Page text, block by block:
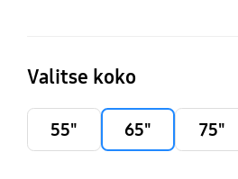
Valitse koko
55" 65" 75"